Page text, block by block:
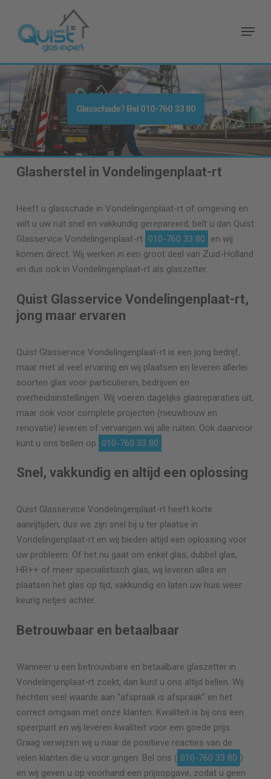
main
Menu
Glasschade? Bel 010-760 33 80
Glasherstel in Vondelingenplaat-rt
Heeft u glasschade in Vondelingenplaat-rt of omgeving en
wilt u uw ruit snel en vakkundig gerepareerd, belt u dan Quist
Glasservice Vondelingenplaat-rt 010-760 33 80
en wij
komen direct. Wij werken in een groot deel van Zuid-Holland
en dus ook in Vondelingenplaat-rt als glaszetter.
Quist Glasservice Vondelingenplaat-rt,
jong maar ervaren
Quist Glasservice Vondelingenplaat-rt is een jong bedrijf,
maar met al veel ervaring en wij plaatsen en leveren allerlei
soorten glas voor particulieren, bedrijven en
overheidsinstellingen. Wij voeren dagelijks glasreparaties uit,
maar ook voor complete projecten (nieuwbouw en
renovatie) leveren of vervangen wij alle ruiten. Ook daarvoor
kunt u ons bellen op
010-760 33 80 .
Snel, vakkundig en altijd een oplossing
Quist Glasservice Vondelingenplaat-rt heeft korte
aanrijtijden, dus we zijn snel bij u ter plaatse in
Vondelingenplaat-rt en wij bieden altijd een oplossing voor
uw probleem. Of het nu gaat om enkel glas, dubbel glas,
HR++ of meer specialistisch glas, wij leveren alles en
plaatsen het glas op tijd, vakkundig en laten uw huis weer
keurig netjes achter.
Betrouwbaar en betaalbaar
Wanneer u een betrouwbare en betaalbare glaszetter in
Vondelingenplaat-rt zoekt, dan kunt u ons altijd bellen. Wij
hechten veel waarde aan “afspraak is afspraak” en het
correct omgaan met onze klanten. Kwaliteit is bij ons een
speerpunt en wij leveren kwaliteit voor een goede prijs.
Graag verwijzen wij u naar de positieve reacties van de
velen klanten die u voor gingen. Bel ons ( 010-760 33 80 )
en wij geven u op voorhand een prijsopgave, zodat u geen